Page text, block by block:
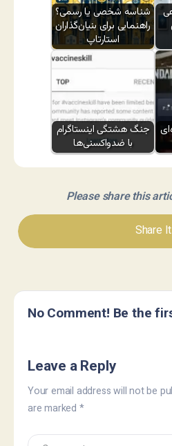
شناسه شخصی یا رسمی؟
راهنمایی برای بنیان‌گذاران
استارتاپ
جنگ هشتگی اینستاگرام
با ضدواکسنی‌ها
Please share this
Share
No Comment! Be the
Leave a Reply
Your email address will not be
are marked *